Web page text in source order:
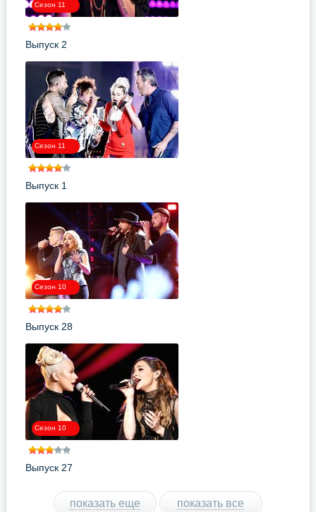
Сезон 11
Выпуск 2
Сезон 11
Выпуск 1
Сезон 10
Выпуск 28
Сезон 10
Выпуск 27
показать еще показать все